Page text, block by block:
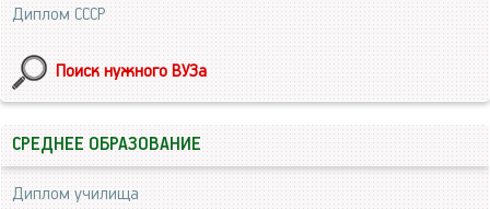
Диплом СССР
Поиск нужного ВУЗа
СРЕДНЕЕ ОБРАЗОВАНИЕ
Диплом училища